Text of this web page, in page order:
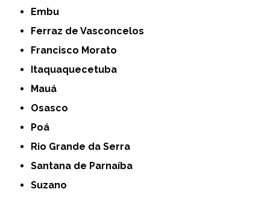
Embu
Ferraz de Vasconcelos
Francisco Morato
Itaquaquecetuba
Mauá
Osasco
Poá
Rio Grande da Serra
Santana de Parnaíba
Suzano